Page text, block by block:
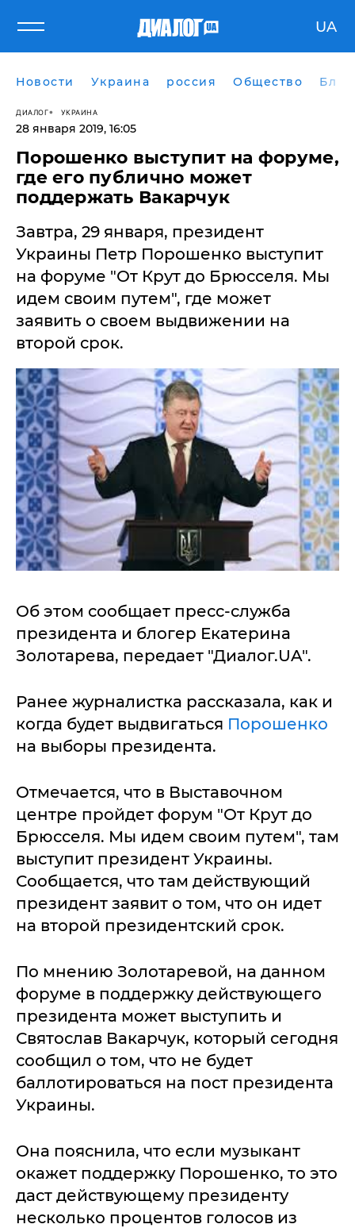
UA
Новости Украина россия Общество
ДИАЛОГ УКРАИНА
28 января 2019, 16:05
Порошенко выступит на форуме,
где его публично может
поддержать Вакарчук
Завтра, 29 января, президент
Украины Петр Порошенко выступит
на форуме "От Крут до Брюсселя. Мы
идем своим путем", где может
заявить о своем выдвижении на
второй срок.
Об этом сообщает пресс-служба
президента и блогер Екатерина
Золотарева, передает "Диалог.UA".
Ранее журналистка рассказала, как и
когда будет выдвигаться Порошенко
на выборы президента.
Отмечается, что в Выставочном
центре пройдет форум "От Крут до
Брюсселя. Мы идем своим путем", там
выступит президент Украины.
Сообщается, что там действующий
президент заявит о том, что он идет
на второй президентский срок.
По мнению Золотаревой, на данном
форуме в поддержку действующего
президента может выступить и
Святослав Вакарчук, который сегодня
сообщил о том, что не будет
баллотироваться на пост президента
Украины.
Она пояснила, что если музыкант
окажет поддержку Порошенко, то это
даст действующему президенту
несколько процентов голосов из